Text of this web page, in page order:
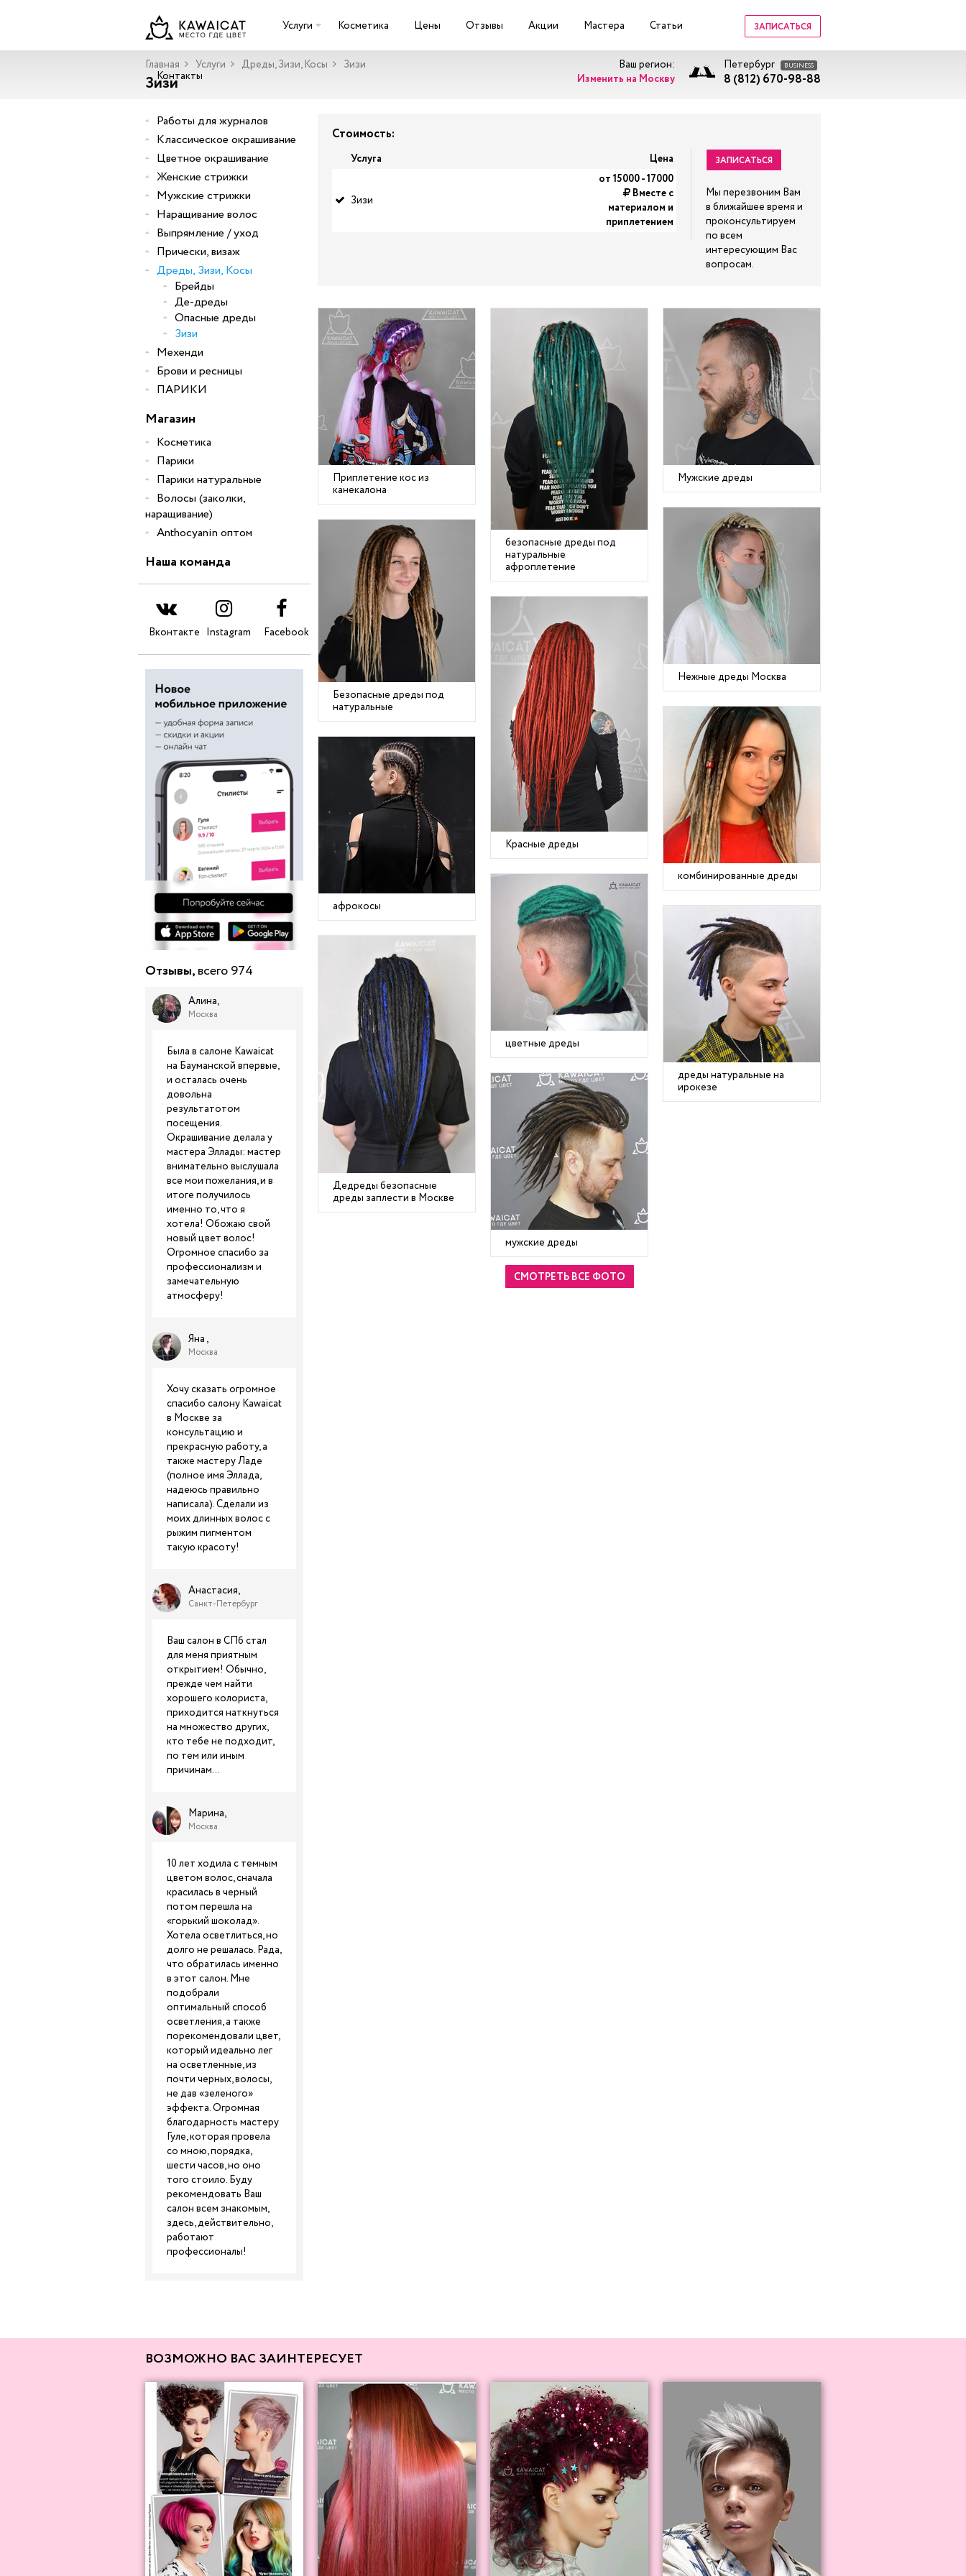
ЗАПИСАТЬСЯ
Услуги Косметика Цены Отзывы Акции Мастера Статьи
Контакты
Ваш регион:
Изменить на Москву
Петербург BUSINESS
8 (812) 670-98-88
Главная Услуги Дреды, Зизи, Косы Зизи
Зизи
Работы для журналов
Классическое окрашивание
Цветное окрашивание
Женские стрижки
Мужские стрижки
Наращивание волос
Выпрямление / уход
Прически, визаж
Дреды, Зизи, Косы
Брейды
Де-дреды
Опасные дреды
Зизи
Мехенди
Брови и ресницы
ПАРИКИ
Магазин
Косметика
Парики
Парики натуральные
Волосы (заколки,
наращивание)
Anthocyanin оптом
Наша команда
Вконтакте Instagram Facebook
Отзывы,всего 974
Алина,
Москва
Была в салоне Kawaicat
на Бауманской впервые,
и осталась очень
довольна
результатотом
посещения.
Окрашивание делала у
мастера Эллады: мастер
внимательно выслушала
все мои пожелания, и в
итоге получилось
именно то, что я
хотела! Обожаю свой
новый цвет волос!
Огромное спасибо за
профессионализм и
замечательную
атмосферу!
Яна ,
Москва
Хочу сказать огромное
спасибо салону Kawaicat
в Москве за
консультацию и
прекрасную работу, а
также мастеру Ладе
(полное имя Эллада,
надеюсь правильно
написала). Сделали из
моих длинных волос с
рыжим пигментом
такую красоту!
Анастасия,
Санкт-Петербург
Ваш салон в СПб стал
для меня приятным
открытием! Обычно,
прежде чем найти
хорошего колориста,
приходится наткнуться
на множество других,
кто тебе не подходит,
по тем или иным
причинам...
Марина,
Москва
10 лет ходила с темным
цветом волос, сначала
красилась в черный
потом перешла на
«горький шоколад».
Хотела осветлиться, но
долго не решалась. Рада,
что обратилась именно
в этот салон. Мне
подобрали
оптимальный способ
осветления, а также
порекомендовали цвет,
который идеально лег
на осветленные, из
почти черных, волосы,
не дав «зеленого»
эффекта. Огромная
благодарность мастеру
Гуле, которая провела
со мною, порядка,
шести часов, но оно
того стоило. Буду
рекомендовать Ваш
салон всем знакомым,
здесь, действительно,
работают
профессионалы!
Стоимость:
Услуга Цена
Зизи
от 15000 - 17000
Вместе с
материалом и
приплетением
ЗАПИСАТЬСЯ
Мы перезвоним Вам
в ближайшее время и
проконсультируем
по всем
интересующим Вас
вопросам.
Приплетение кос из
канекалона
безопасные дреды под
натуральные
афроплетение
Мужские дреды
Нежные дреды Москва
Безопасные дреды под
натуральные
Красные дреды
комбинированные дреды
афрокосы
цветные дреды
дреды натуральные на
ирокезе
Дедреды безопасные
дреды заплести в Москве
мужские дреды
СМОТРЕТЬ ВСЕ ФОТО
ВОЗМОЖНО ВАС ЗАИНТЕРЕСУЕТ